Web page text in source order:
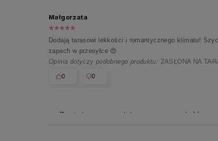
Pani słowa wywołały ogromną radość w
Małgorzata
Dodają tarasowi lekkości i romantycznego klimatu!
zapach w przesyłce 😍
Opinia dotyczy podobnego produktu: ZASŁONA NA
0 0